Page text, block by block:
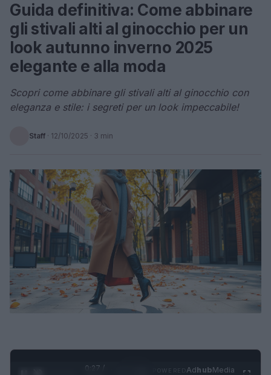
Guida definitiva: Come abbinare
gli stivali alti al ginocchio per un
look autunno inverno 2025
elegante e alla moda
Scopri come abbinare gli stivali alti al ginocchio con
eleganza e stile: i segreti per un look impeccabile!
Staff · 12/10/2025 · 3 min
0:28 /
AdhubMedia